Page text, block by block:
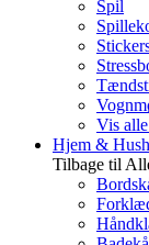
Spil
Vis
Hjem &
Tilbage til